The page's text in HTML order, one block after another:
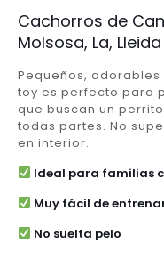
Cachorros de
Molsosa, La, Lleida
Pequeños,
toy es perfecto para
que buscan un
todas partes. No
en interior.
Ideal para familias
Muy fácil de
No suelta pelo